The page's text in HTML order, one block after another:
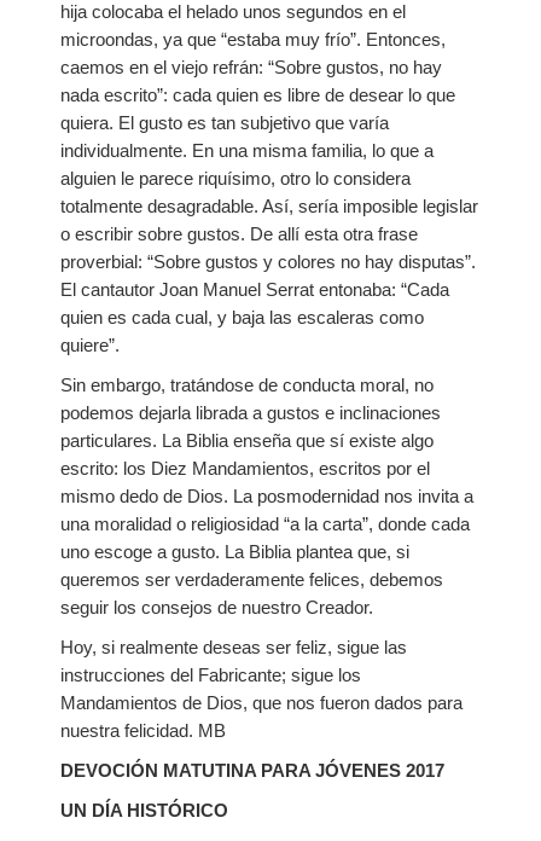
GALERIA
ofrendas
Contactanos
hija colocaba el helado unos segundos en el
microondas, ya que “estaba muy frío”. Entonces,
caemos en el viejo refrán: “Sobre gustos, no hay
nada escrito”: cada quien es libre de desear lo que
quiera. El gusto es tan subjetivo que varía
individualmente. En una misma familia, lo que a
alguien le parece riquísimo, otro lo considera
totalmente desagradable. Así, sería imposible legislar
o escribir sobre gustos. De allí esta otra frase
proverbial: “Sobre gustos y colores no hay disputas”.
El cantautor Joan Manuel Serrat entonaba: “Cada
quien es cada cual, y baja las escaleras como
quiere”.
Sin embargo, tratándose de conducta moral, no
podemos dejarla librada a gustos e inclinaciones
particulares. La Biblia enseña que sí existe algo
escrito: los Diez Mandamientos, escritos por el
mismo dedo de Dios. La posmodernidad nos invita a
una moralidad o religiosidad “a la carta”, donde cada
uno escoge a gusto. La Biblia plantea que, si
queremos ser verdaderamente felices, debemos
seguir los consejos de nuestro Creador.
Hoy, si realmente deseas ser feliz, sigue las
instrucciones del Fabricante; sigue los
Mandamientos de Dios, que nos fueron dados para
nuestra felicidad. MB
DEVOCIÓN MATUTINA PARA JÓVENES 2017
UN DÍA HISTÓRICO